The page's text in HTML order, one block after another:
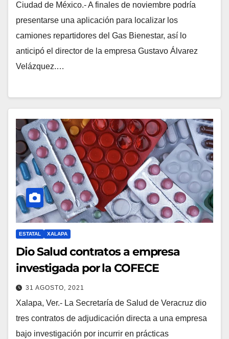
Ciudad de México.- A finales de noviembre podría
presentarse una aplicación para localizar los
camiones repartidores del Gas Bienestar, así lo
anticipó el director de la empresa Gustavo Álvarez
Velázquez.…
ESTATAL XALAPA
Dio Salud contratos a empresa
investigada por la COFECE
31 AGOSTO, 2021
Xalapa, Ver.- La Secretaría de Salud de Veracruz dio
tres contratos de adjudicación directa a una empresa
bajo investigación por incurrir en prácticas